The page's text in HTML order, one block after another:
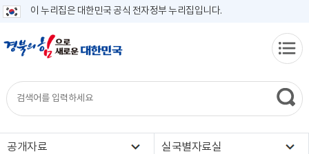
이 누리집은 대한민국 공식 전자정부 누리집입니다.
공개자료 실국별자료실